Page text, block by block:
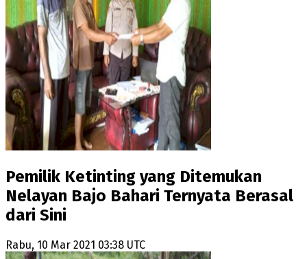
Pemilik Ketinting yang Ditemukan
Nelayan Bajo Bahari Ternyata Berasal
dari Sini
Rabu, 10 Mar 2021 03:38 UTC